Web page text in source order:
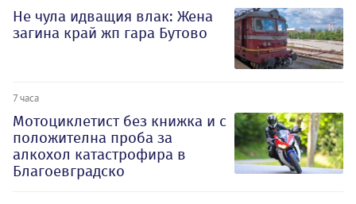
Не чула идващия влак: Жена
загина край жп гара Бутово
7 часа
Мотоциклетист без книжка и с
положителна проба за
алкохол катастрофира в
Благоевградско